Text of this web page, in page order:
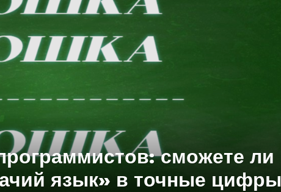
сможете ли
язык» в точные цифры